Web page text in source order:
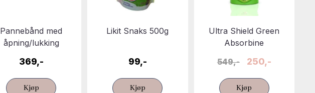
Pannebånd med
åpning/lukking
369,-
Kjøp
Likit Snaks 500g
99,-
Kjøp
Ultra Shield Green
Absorbine
549,-
250,-
Kjøp